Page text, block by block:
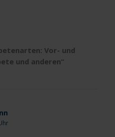
Vor- und
und anderen“